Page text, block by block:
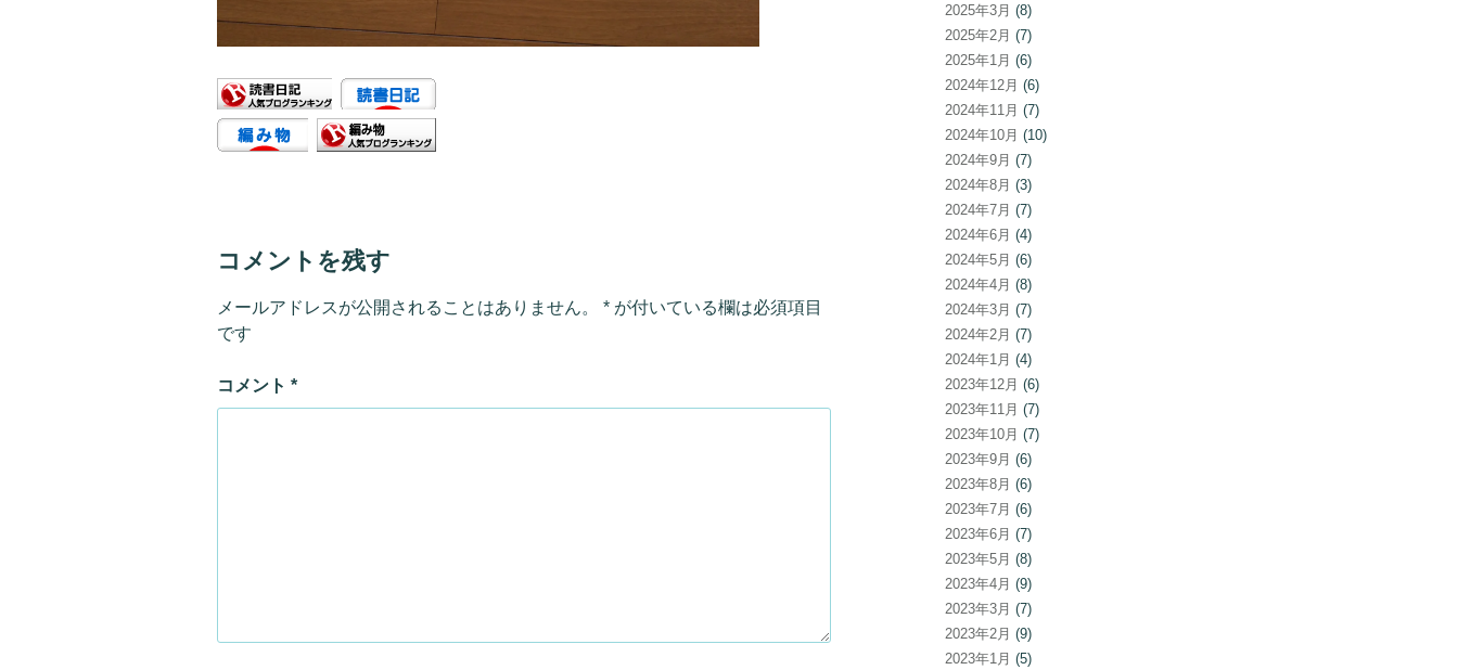
コメントを残す
メールアドレスが公開されることはありません。 * が付いている欄は必須項目
です
コメント *
2025年3月 (8)
2025年2月 (7)
2025年1月 (6)
2024年12月 (6)
2024年11月 (7)
2024年10月 (10)
2024年9月 (7)
2024年8月 (3)
2024年7月 (7)
2024年6月 (4)
2024年5月 (6)
2024年4月 (8)
2024年3月 (7)
2024年2月 (7)
2024年1月 (4)
2023年12月 (6)
2023年11月 (7)
2023年10月 (7)
2023年9月 (6)
2023年8月 (6)
2023年7月 (6)
2023年6月 (7)
2023年5月 (8)
2023年4月 (9)
2023年3月 (7)
2023年2月 (9)
2023年1月 (5)